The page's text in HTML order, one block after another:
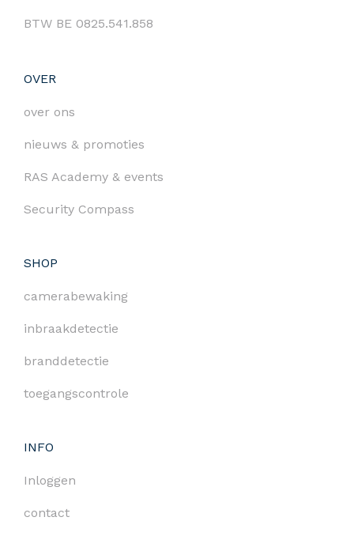
BTW BE 0825.541.858
OVER
over ons
nieuws & promoties
RAS Academy & events
Security Compass
SHOP
camerabewaking
inbraakdetectie
branddetectie
toegangscontrole
INFO
Inloggen
contact